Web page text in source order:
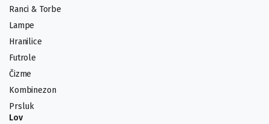
Ranci & Torbe
Lampe
Hranilice
Futrole
Čizme
Kombinezon
Prsluk
Lov